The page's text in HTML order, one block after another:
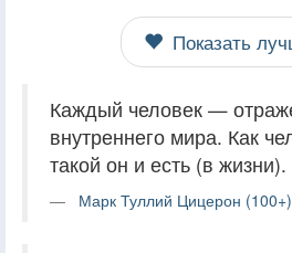
Показать
Каждый человек —
внутреннего мира. Как
такой он и есть (в жизни).
Марк Туллий Цицерон (100+)